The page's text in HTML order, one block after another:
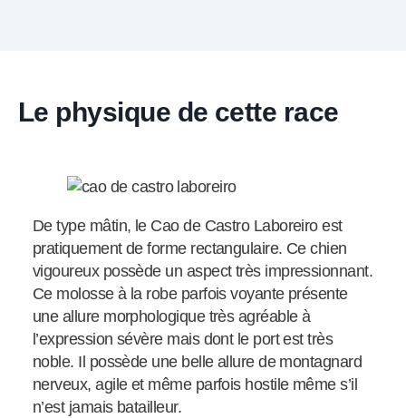
Le physique de cette race
De type mâtin, le Cao de Castro Laboreiro est
pratiquement de forme rectangulaire. Ce chien
vigoureux possède un aspect très impressionnant.
Ce molosse à la robe parfois voyante présente
une allure morphologique très agréable à
l’expression sévère mais dont le port est très
noble. Il possède une belle allure de montagnard
nerveux, agile et même parfois hostile même s’il
n’est jamais batailleur.